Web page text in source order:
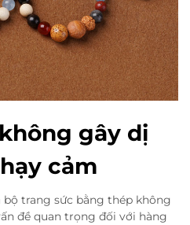
gây dị
cảm
trang sức bằng thép không
đề quan trọng đối với hàng